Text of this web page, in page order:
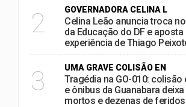
2 GOVERNADORA CELINA L
Celina Leão anuncia troca
da Educação do DF e aposta
experiência de Thiago
3 UMA GRAVE COLISÃO EN
Tragédia na GO-010: colisão
e ônibus da Guanabara
mortos e dezenas de feridos